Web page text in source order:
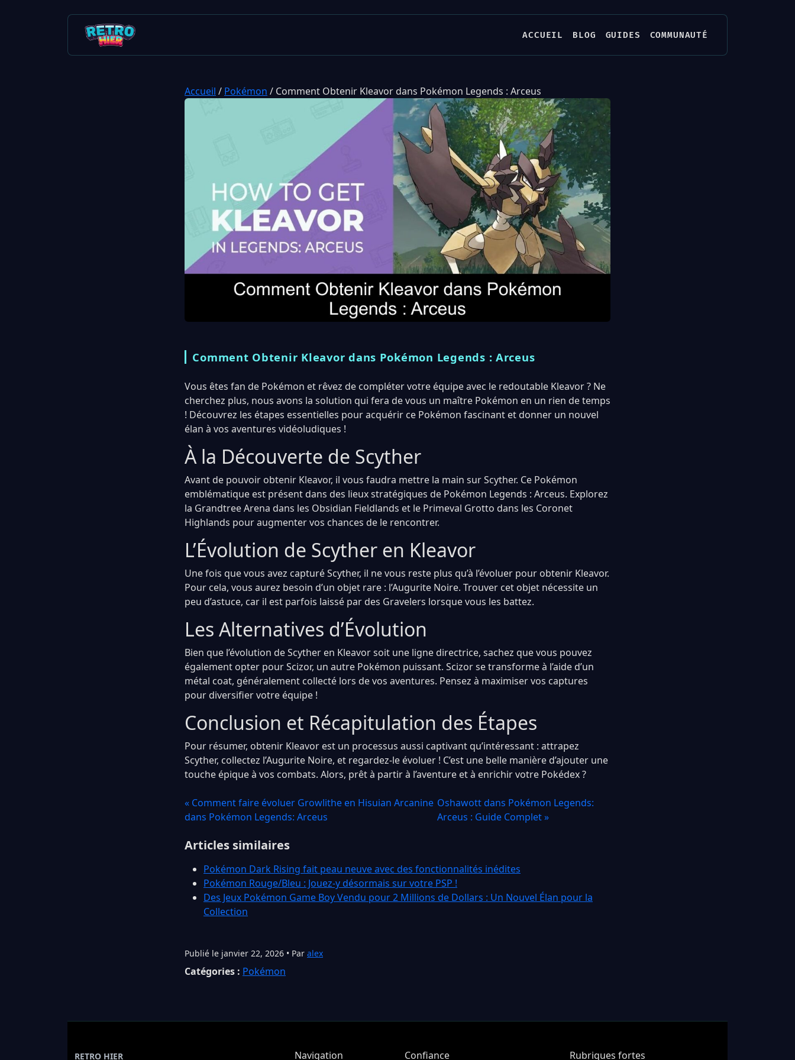
ACCUEIL BLOG GUIDES COMMUNAUTÉ
Accueil / Pokémon / Comment Obtenir Kleavor dans Pokémon Legends : Arceus
Comment Obtenir Kleavor dans Pokémon Legends : Arceus
Vous êtes fan de Pokémon et rêvez de compléter votre équipe avec le redoutable Kleavor ? Ne
cherchez plus, nous avons la solution qui fera de vous un maître Pokémon en un rien de temps
! Découvrez les étapes essentielles pour acquérir ce Pokémon fascinant et donner un nouvel
élan à vos aventures vidéoludiques !
À la Découverte de Scyther
Avant de pouvoir obtenir Kleavor, il vous faudra mettre la main sur Scyther. Ce Pokémon
emblématique est présent dans des lieux stratégiques de Pokémon Legends : Arceus. Explorez
la Grandtree Arena dans les Obsidian Fieldlands et le Primeval Grotto dans les Coronet
Highlands pour augmenter vos chances de le rencontrer.
L’Évolution de Scyther en Kleavor
Une fois que vous avez capturé Scyther, il ne vous reste plus qu’à l’évoluer pour obtenir Kleavor.
Pour cela, vous aurez besoin d’un objet rare : l’Augurite Noire. Trouver cet objet nécessite un
peu d’astuce, car il est parfois laissé par des Gravelers lorsque vous les battez.
Les Alternatives d’Évolution
Bien que l’évolution de Scyther en Kleavor soit une ligne directrice, sachez que vous pouvez
également opter pour Scizor, un autre Pokémon puissant. Scizor se transforme à l’aide d’un
métal coat, généralement collecté lors de vos aventures. Pensez à maximiser vos captures
pour diversifier votre équipe !
Conclusion et Récapitulation des Étapes
Pour résumer, obtenir Kleavor est un processus aussi captivant qu’intéressant : attrapez
Scyther, collectez l’Augurite Noire, et regardez-le évoluer ! C’est une belle manière d’ajouter une
touche épique à vos combats. Alors, prêt à partir à l’aventure et à enrichir votre Pokédex ?
« Comment faire évoluer Growlithe en Hisuian Arcanine
dans Pokémon Legends: Arceus
Oshawott dans Pokémon Legends:
Arceus : Guide Complet »
Articles similaires
Pokémon Dark Rising fait peau neuve avec des fonctionnalités inédites
Pokémon Rouge/Bleu : Jouez-y désormais sur votre PSP !
Des Jeux Pokémon Game Boy Vendu pour 2 Millions de Dollars : Un Nouvel Élan pour la
Collection
Publié le janvier 22, 2026 • Par alex
Catégories : Pokémon
RETRO HIER Navigation Confiance Rubriques fortes